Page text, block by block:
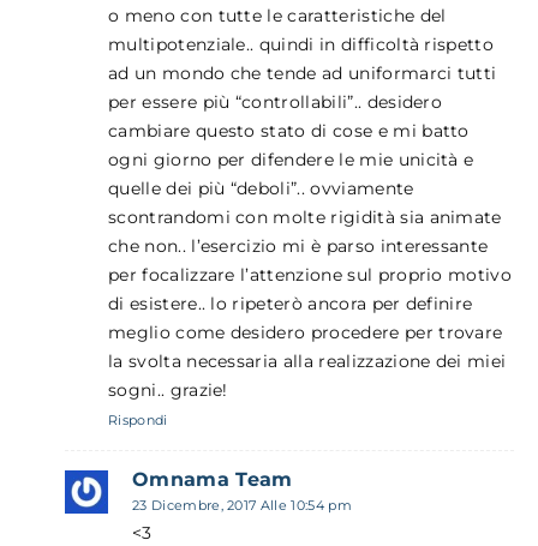
o meno con tutte le caratteristiche del
multipotenziale.. quindi in difficoltà rispetto
ad un mondo che tende ad uniformarci tutti
per essere più “controllabili”.. desidero
cambiare questo stato di cose e mi batto
ogni giorno per difendere le mie unicità e
quelle dei più “deboli”.. ovviamente
scontrandomi con molte rigidità sia animate
che non.. l’esercizio mi è parso interessante
per focalizzare l’attenzione sul proprio motivo
di esistere.. lo ripeterò ancora per definire
meglio come desidero procedere per trovare
la svolta necessaria alla realizzazione dei miei
sogni.. grazie!
Rispondi
Omnama Team
23 Dicembre, 2017 Alle 10:54 pm
<3